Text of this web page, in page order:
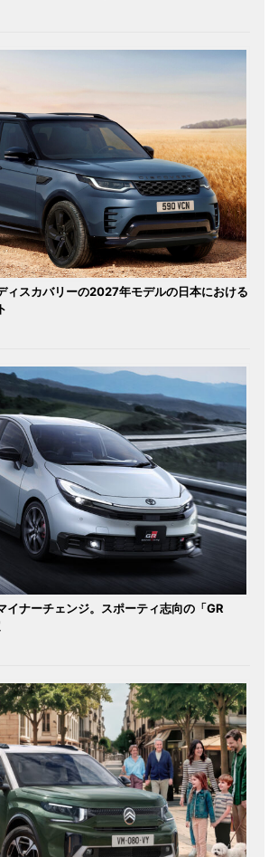
ィスカバリーの2027年モデルの日本における
イナーチェンジ。スポーティ志向の「GR